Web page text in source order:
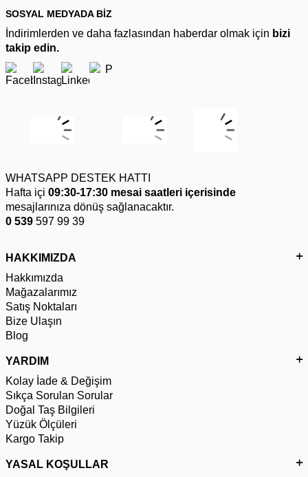
SOSYAL MEDYADA BİZ
İndirimlerden ve daha fazlasından haberdar olmak için bizi
takip edin.
WHATSAPP DESTEK HATTI
Hafta içi 09:30-17:30 mesai saatleri içerisinde
mesajlarınıza dönüş sağlanacaktır.
0 539 597 99 39
HAKKIMIZDA
Hakkımızda
Mağazalarımız
Satış Noktaları
Bize Ulaşın
Blog
YARDIM
Kolay İade & Değişim
Sıkça Sorulan Sorular
Doğal Taş Bilgileri
Yüzük Ölçüleri
Kargo Takip
YASAL KOŞULLAR